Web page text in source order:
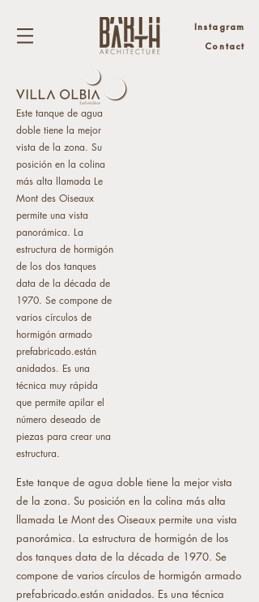
Instagram
Contact
Este tanque de agua
doble tiene la mejor
vista de la zona. Su
posición en la colina
más alta llamada Le
Mont des Oiseaux
permite una vista
panorámica. La
estructura de hormigón
de los dos tanques
data de la década de
1970. Se compone de
varios círculos de
hormigón armado
prefabricado.están
anidados. Es una
técnica muy rápida
que permite apilar el
número deseado de
piezas para crear una
estructura.
Este tanque de agua doble tiene la mejor vista
de la zona. Su posición en la colina más alta
llamada Le Mont des Oiseaux permite una vista
panorámica. La estructura de hormigón de los
dos tanques data de la década de 1970. Se
compone de varios círculos de hormigón armado
prefabricado.están anidados. Es una técnica